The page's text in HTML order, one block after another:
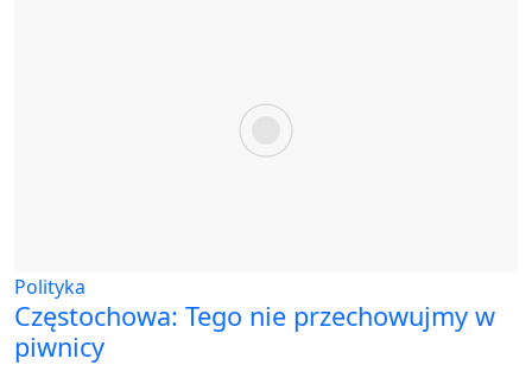
Polityka
Częstochowa: Tego nie przechowujmy w
piwnicy